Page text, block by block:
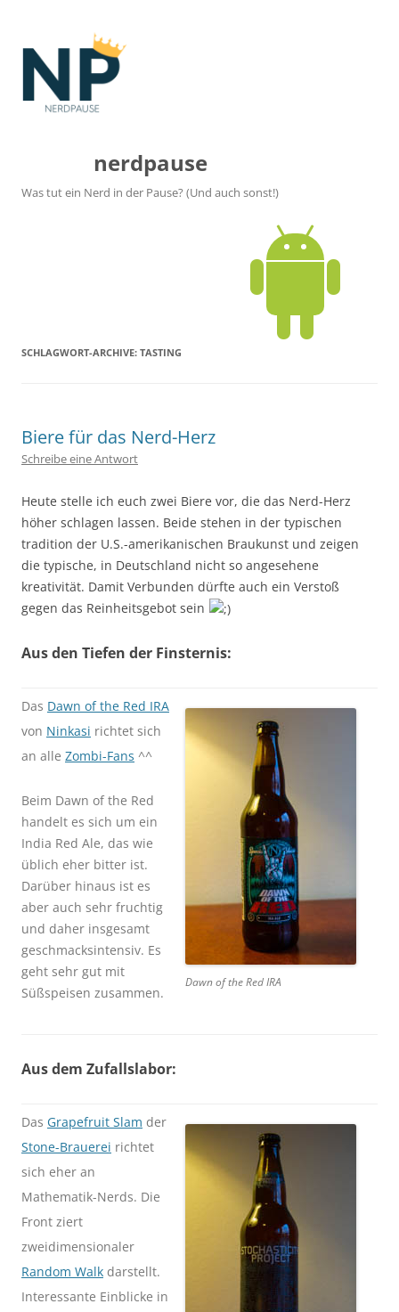
nerdpause
Was tut ein Nerd in der Pause? (Und auch sonst!)
SCHLAGWORT-ARCHIVE: TASTING
Biere für das Nerd-Herz
Schreibe eine Antwort
Heute stelle ich euch zwei Biere vor, die das Nerd-Herz
höher schlagen lassen. Beide stehen in der typischen
tradition der U.S.-amerikanischen Braukunst und zeigen
die typische, in Deutschland nicht so angesehene
kreativität. Damit Verbunden dürfte auch ein Verstoß
gegen das Reinheitsgebot sein
Aus den Tiefen der Finsternis:
Das Dawn of the Red IRA
von Ninkasi richtet sich
an alle Zombi-Fans ^^
Beim Dawn of the Red
handelt es sich um ein
India Red Ale, das wie
üblich eher bitter ist.
Darüber hinaus ist es
aber auch sehr fruchtig
und daher insgesamt
geschmacksintensiv. Es
geht sehr gut mit
Süßspeisen zusammen.
Dawn of the Red IRA
Aus dem Zufallslabor:
Das Grapefruit Slam der
Stone-Brauerei richtet
sich eher an
Mathematik-Nerds. Die
Front ziert
zweidimensionaler
Random Walk darstellt.
Interessante Einblicke in